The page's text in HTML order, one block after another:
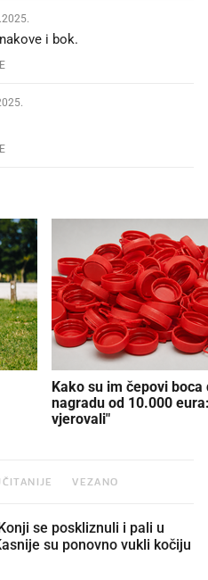
i bok.
Kako su im čepovi boca
nagradu od 10.000
vjerovali"
VEZANO
su ponovno vukli kočiju